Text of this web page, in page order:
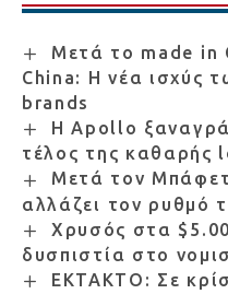
Μετά το made in
China: Η νέα ισχύς
brands
Η Apollo
τέλος της καθαρής
Μετά τον
αλλάζει τον ρυθμό
Χρυσός στα
δυσπιστία στο
ΕΚΤΑΚΤΟ: Σε